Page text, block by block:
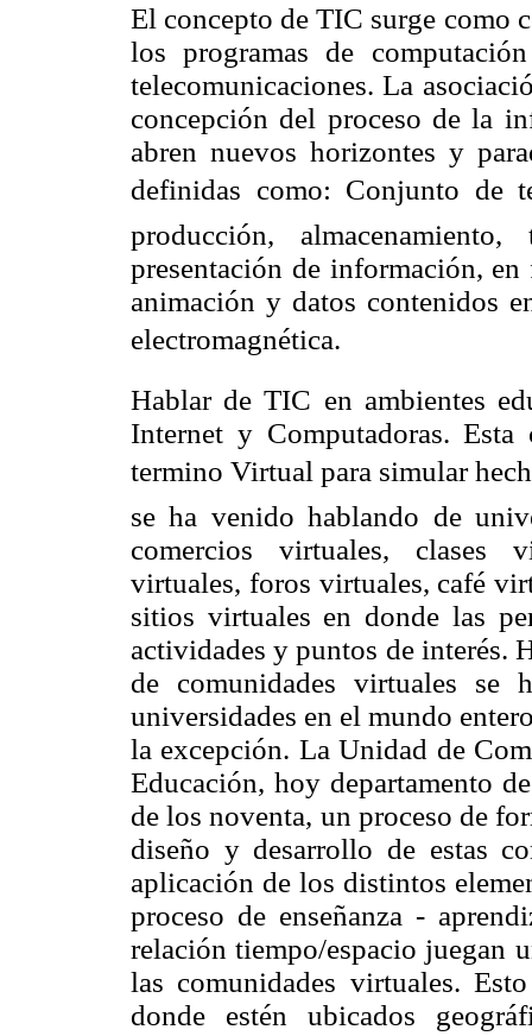
El concepto de TIC surge como
los programas de
telecomunicaciones. La
concepción del proceso de la
abren nuevos horizontes y
definidas como: Conjunto de
producción,
presentación de información,
animación y datos contenidos
electromagnética.
Hablar de TIC en ambientes
Internet y Computadoras.
termino Virtual para simular
se ha venido hablando de
comercios virtuales, clases
virtuales, foros virtuales, café
sitios virtuales en donde las
actividades y puntos de interés.
de comunidades virtuales se
universidades en el mundo
la excepción. La Unidad de
Educación, hoy departamento
de los noventa, un proceso de
diseño y desarrollo de estas
aplicación de los distintos
proceso de enseñanza -
relación tiempo/espacio juegan
las comunidades virtuales.
donde estén ubicados